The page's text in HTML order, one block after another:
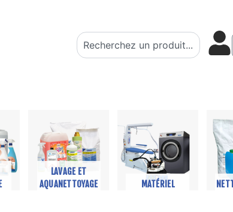
Rechercher
LAVAGE ET
AQUANETTOYAGE
MATÉRIEL